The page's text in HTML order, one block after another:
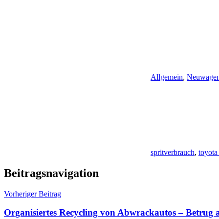
Allgemein,
spritverbrauch,
Beitragsnavigation
Vorheriger Beitrag
Organisiertes Recycling von Abwrackautos – Betrug